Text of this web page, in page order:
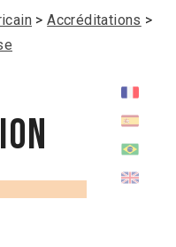
Accréditations